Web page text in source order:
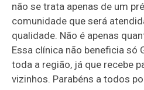
não se trata apenas de um
comunidade que será
qualidade. Não é apenas
Essa clínica não beneficia só
toda a região, já que recebe
vizinhos. Parabéns a todos